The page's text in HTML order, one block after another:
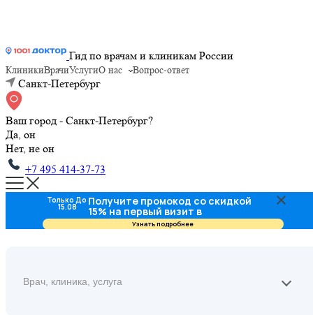
Гид по врачам и клиникам России
КлиникиВрачиУслугиО нас Вопрос-ответ
Санкт-Петербург
Ваш город - Санкт-Петербург?
Да, он
Нет, не он
+7 495 414-37-73
Только До
15.08 Получите промокод со скидкой
15% на первый визит в
стоматологию
Узнать подробнее